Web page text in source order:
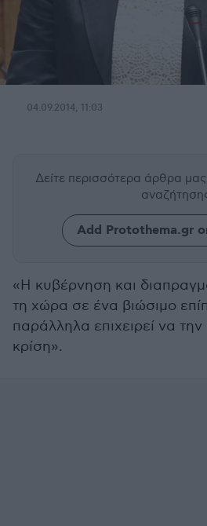
04.09.2014, 11:03
Δείτε περισσότερα άρθρα μας
Add Protothema.gr
«Η κυβέρνηση και
τη χώρα σε ένα βιώσιμο
παράλληλα επιχειρεί να
κρίση».